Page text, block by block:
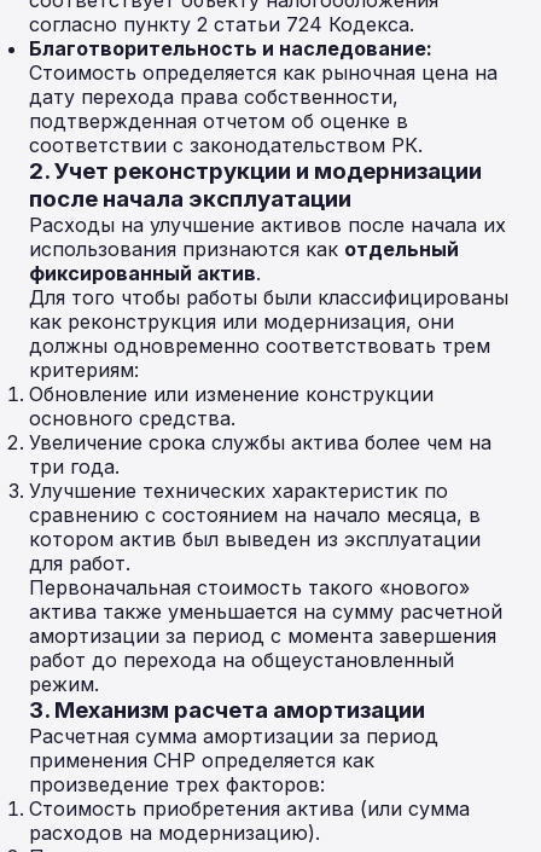
согласно пункту 2 статьи 724 Кодекса.
Благотворительность и наследование:
Стоимость определяется как рыночная цена на
дату перехода права собственности,
подтвержденная отчетом об оценке в
соответствии с законодательством РК.
2. Учет реконструкции и модернизации
после начала эксплуатации
Расходы на улучшение активов после начала их
использования признаются как отдельный
фиксированный актив.
Для того чтобы работы были классифицированы
как реконструкция или модернизация, они
должны одновременно соответствовать трем
критериям:
Обновление или изменение конструкции
основного средства.
Увеличение срока службы актива более чем на
три года.
Улучшение технических характеристик по
сравнению с состоянием на начало месяца, в
котором актив был выведен из эксплуатации
для работ.
Первоначальная стоимость такого «нового»
актива также уменьшается на сумму расчетной
амортизации за период с момента завершения
работ до перехода на общеустановленный
режим.
3. Механизм расчета амортизации
Расчетная сумма амортизации за период
применения СНР определяется как
произведение трех факторов:
Стоимость приобретения актива (или сумма
расходов на модернизацию).